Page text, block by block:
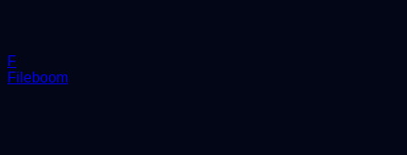
F
Fileboom